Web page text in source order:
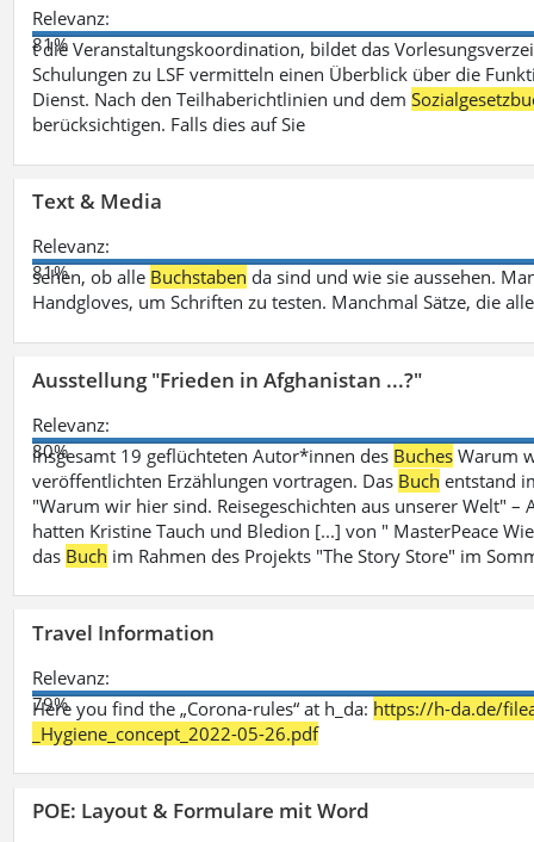
Relevanz:
81%
t die Veranstaltungskoordination, bildet das
Schulungen zu LSF vermitteln einen Überblick über die
Dienst. Nach den Teilhaberichtlinien und dem
berücksichtigen. Falls dies auf Sie
Text & Media
Relevanz:
81%
sehen, ob alle Buchstaben da sind und wie sie aussehen.
Handgloves, um Schriften zu testen. Manchmal Sätze, die
Ausstellung "Frieden in Afghanistan ...?"
Relevanz:
80%
insgesamt 19 geflüchteten Autor*innen des Buches Warum
veröffentlichten Erzählungen vortragen. Das Buch entstand
"Warum wir hier sind. Reisegeschichten aus unserer Welt"
hatten Kristine Tauch und Bledion [...] von " MasterPeace
das Buch im Rahmen des Projekts "The Story Store" im
Travel Information
Relevanz:
79%
Here you find the „Corona-rules“ at h_da: https://h-da.de/
_Hygiene_concept_2022-05-26.pdf
POE: Layout & Formulare mit Word